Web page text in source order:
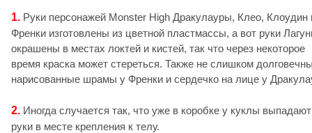
1. Руки персонажей Monster High Дракулауры, Клео, Клоудин
Френки изготовлены из цветной пластмассы, а вот руки
окрашены в местах локтей и кистей, так что через некоторое
время краска может стереться. Также не слишком
нарисованные шрамы у Френки и сердечко на лице у
2. Иногда случается так, что уже в коробке у куклы выпадают
руки в месте крепления к телу.